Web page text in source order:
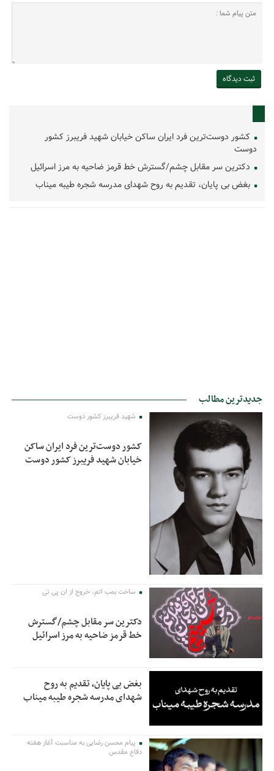
کشور دوست‌ترین فرد ایران ساکن خیابان شهید فریبرز کشور
دوست
دکترین سر مقابل چشم/گسترش خط قرمز ضاحیه به مرز اسرائیل
بغض بی پایان، تقدیم به روح شهدای مدرسه شجره طیبه میناب
جدیدترین مطالب
شهید فریبرز کشور دوست
کشور دوست‌ترین فرد ایران ساکن
خیابان شهید فریبرز کشور دوست
ساخت بمب اتم، خروج از ان پی تی
دکترین سر مقابل چشم/گسترش
خط قرمز ضاحیه به مرز اسرائیل
بغض بی پایان، تقدیم به روح
شهدای مدرسه شجره طیبه میناب
پیام محسن رضایی به مناسبت آغاز هفته
دفاع مقدس